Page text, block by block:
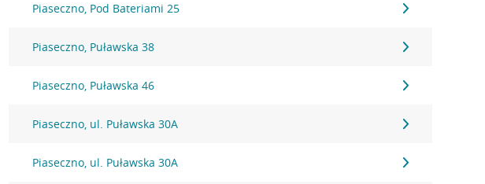
Piaseczno, Pod Bateriami 25
Piaseczno, Puławska 38
Piaseczno, Puławska 46
Piaseczno, ul. Puławska 30A
Piaseczno, ul. Puławska 30A